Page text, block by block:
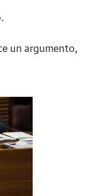
un argumento,